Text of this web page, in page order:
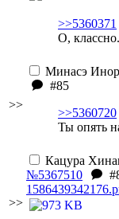
>>5360371
О, классно.
>>
Минасэ
#85
>>5360720
Ты опять
>>
Кацура
№5367510